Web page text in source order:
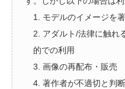
1. モデルのイメージを
2. アダルト/法律に触れ
的での利用
3. 画像の再配布・販売
4. 著作者が不適切と判